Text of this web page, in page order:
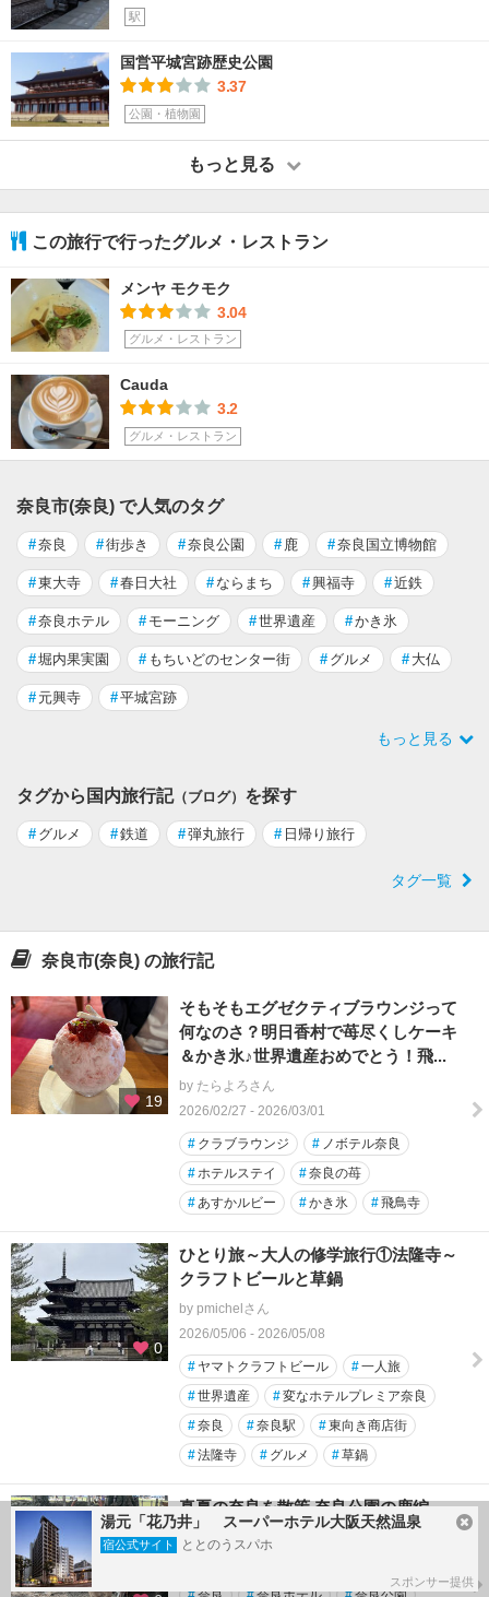
駅
国営平城宮跡歴史公園
3.37
公園・植物園
もっと見る
この旅行で行ったグルメ・レストラン
メンヤ モクモク
3.04
グルメ・レストラン
Cauda
3.2
グルメ・レストラン
奈良市(奈良) で人気のタグ
#奈良 #街歩き #奈良公園 # 鹿 #奈良国立博物館
#東大寺 #春日大社 # ならまち #興福寺 #近鉄
#奈良ホテル # モーニング #世界遺産 #かき氷
#堀内果実園 # もちいどのセンター街 # グルメ # 大仏
# 元興寺 #平城宮跡
もっと見る
タグから国内旅行記（ブログ） を探す
# グルメ #鉄道 #弾丸旅行 # 日帰り旅行
タグ一覧
奈良市(奈良) の旅行記
19
そもそもエグゼクティブラウンジって
何なのさ？明日香村で苺尽くしケーキ
＆かき氷♪世界遺産おめでとう！飛...
by たらよろさん
2026/02/27 - 2026/03/01
# クラブラウンジ # ノボテル奈良
#ホテルステイ #奈良の苺
#あすかルビー #かき氷 #飛鳥寺
0
ひとり旅～大人の修学旅行①法隆寺～
クラフトビールと草鍋
by pmichelさん
2026/05/06 - 2026/05/08
# ヤマトクラフトビール #一人旅
#世界遺産 #変なホテルプレミア奈良
#奈良 #奈良駅 #東向き商店街
#法隆寺 # グルメ #草鍋
真夏の奈良を散策 奈良公園の鹿編
by *JY*さん
湯元「花乃井」 スーパーホテル大阪天然温泉
宿公式サイト ととのうスパホ
スポンサー提供